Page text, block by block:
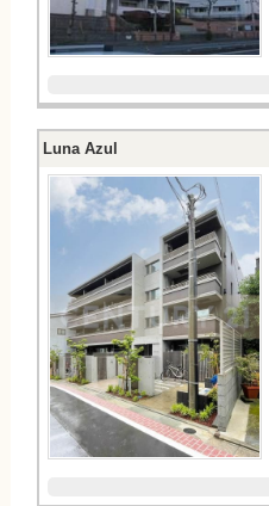
Luna Azul